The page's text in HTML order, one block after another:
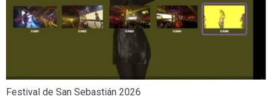
Festival de San Sebastián 2026